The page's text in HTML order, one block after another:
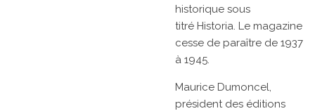
historique sous
titré Historia. Le magazine
cesse de paraître de 1937
à 1945.
Maurice Dumoncel,
président des éditions